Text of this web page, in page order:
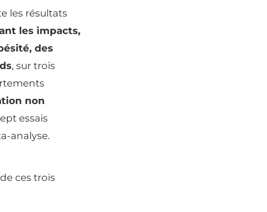
les résultats
les impacts,
des
, sur trois
non
essais
analyse.
ces trois